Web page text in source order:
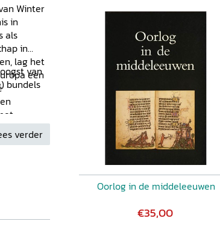
Winter
in
als
in
lag het
een
Rijn en
van
bundels
verder
Oorlog in de middeleeuwen
€35,00